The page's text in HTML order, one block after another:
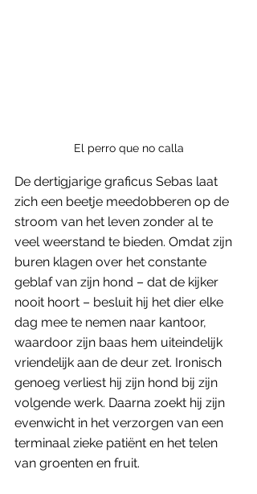
El perro que no calla
De dertigjarige graficus Sebas laat
zich een beetje meedobberen op de
stroom van het leven zonder al te
veel weerstand te bieden. Omdat zijn
buren klagen over het constante
geblaf van zijn hond – dat de kijker
nooit hoort – besluit hij het dier elke
dag mee te nemen naar kantoor,
waardoor zijn baas hem uiteindelijk
vriendelijk aan de deur zet. Ironisch
genoeg verliest hij zijn hond bij zijn
volgende werk. Daarna zoekt hij zijn
evenwicht in het verzorgen van een
terminaal zieke patiënt en het telen
van groenten en fruit.